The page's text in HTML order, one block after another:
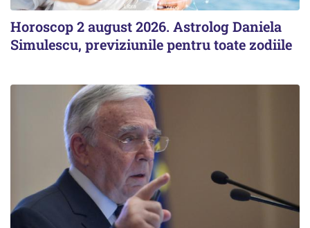
Horoscop 2 august 2026. Astrolog Daniela
Simulescu, previziunile pentru toate zodiile